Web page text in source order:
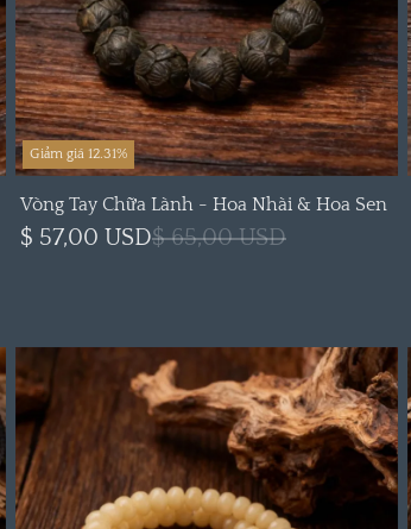
Giảm giá 12.31%
Vòng Tay Chữa Lành - Hoa Nhài & Hoa Sen
$ 57,00 USD$ 65,00 USD